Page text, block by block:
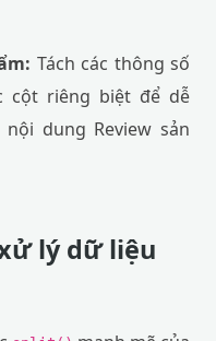
Tách các thông số
cột riêng biệt để dễ
dung Review sản
lý dữ liệu